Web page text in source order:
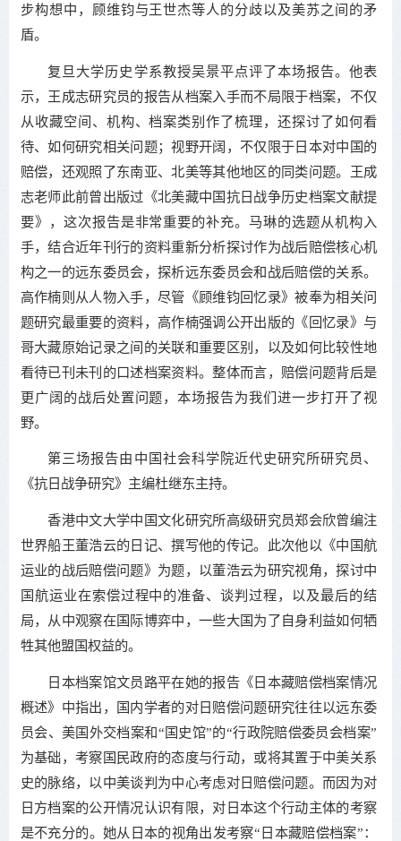
步构想中，顾维钧与王世杰等人的分歧以及美苏之间的矛
盾。
复旦大学历史学系教授吴景平点评了本场报告。他表
示，王成志研究员的报告从档案入手而不局限于档案，不仅
从收藏空间、机构、档案类别作了梳理，还探讨了如何看
待、如何研究相关问题；视野开阔，不仅限于日本对中国的
赔偿，还观照了东南亚、北美等其他地区的同类问题。王成
志老师此前曾出版过《北美藏中国抗日战争历史档案文献提
要》，这次报告是非常重要的补充。马琳的选题从机构入
手，结合近年刊行的资料重新分析探讨作为战后赔偿核心机
构之一的远东委员会，探析远东委员会和战后赔偿的关系。
高作楠则从人物入手，尽管《顾维钧回忆录》被奉为相关问
题研究最重要的资料，高作楠强调公开出版的《回忆录》与
哥大藏原始记录之间的关联和重要区别，以及如何比较性地
看待已刊未刊的口述档案资料。整体而言，赔偿问题背后是
更广阔的战后处置问题，本场报告为我们进一步打开了视
野。
第三场报告由中国社会科学院近代史研究所研究员、
《抗日战争研究》主编杜继东主持。
香港中文大学中国文化研究所高级研究员郑会欣曾编注
世界船王董浩云的日记、撰写他的传记。此次他以《中国航
运业的战后赔偿问题》为题，以董浩云为研究视角，探讨中
国航运业在索偿过程中的准备、谈判过程，以及最后的结
局，从中观察在国际博弈中，一些大国为了自身利益如何牺
牲其他盟国权益的。
日本档案馆文员路平在她的报告《日本藏赔偿档案情况
概述》中指出，国内学者的对日赔偿问题研究往往以远东委
员会、美国外交档案和“国史馆”的“行政院赔偿委员会档案”
为基础，考察国民政府的态度与行动，或将其置于中美关系
史的脉络，以中美谈判为中心考虑对日赔偿问题。而因为对
日方档案的公开情况认识有限，对日本这个行动主体的考察
是不充分的。她从日本的视角出发考察“日本藏赔偿档案”：